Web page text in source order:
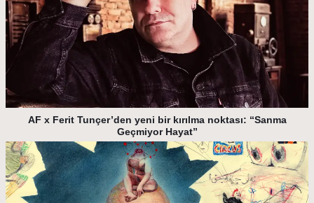
AF x Ferit Tunçer’den yeni bir kırılma noktası: “Sanma
Geçmiyor Hayat”